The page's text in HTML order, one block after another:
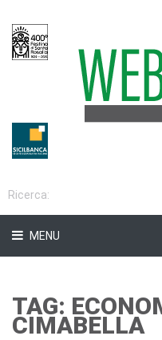
MENU
TAG:
CIMABELLA